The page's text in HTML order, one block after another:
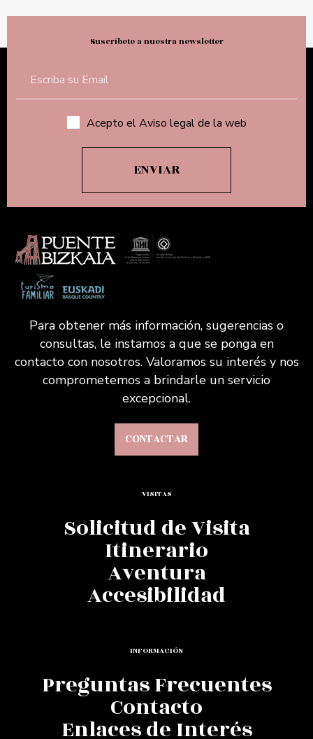
Suscríbete a nuestra newsletter
Acepto el Aviso legal de la web
Para obtener más información, sugerencias o
consultas, le instamos a que se ponga en
contacto con nosotros. Valoramos su interés y nos
comprometemos a brindarle un servicio
excepcional.
CONTACTAR
VISITAS
Solicitud de Visita
Itinerario
Aventura
Accesibilidad
INFORMACIÓN
Preguntas Frecuentes
Contacto
Enlaces de Interés